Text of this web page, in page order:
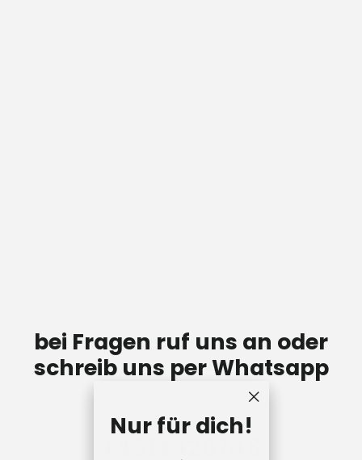
Nur für dich!
bei Fragen ruf uns an oder
schreib uns per Whatsapp